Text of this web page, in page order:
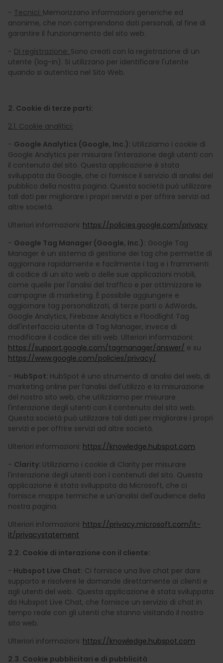
- Tecnici: Memorizzano informazioni generiche ed
anonime, che non comprendono dati personali, al fine di
garantire il funzionamento del sito web.
- Di registrazione: Sono creati con la registrazione di un
utente (log-in). Si utilizzano per identificare l'utente
quando si autentica nel Sito Web.
2. Cookie di terze parti:
2.1. Cookie analitici:
- Google Analytics (Google, Inc.): Utilizziamo i cookie di
Google Analytics per misurare l'interazione degli utenti con
il contenuto del sito. Questa applicazione è stata
sviluppata da Google, che ci fornisce il servizio di analisi del
pubblico della nostra pagina. Questa società può utilizzare
tali dati per migliorare i propri servizi e per offrire servizi ad
altre società.
Ulteriori informazioni: https://policies.google.com/privacy
- Google Tag Manager (Google, Inc.): Google Tag
Manager è un sistema di gestione dei tag che permette di
aggiornare rapidamente e facilmente i tag e i frammenti
di codice di un sito web o delle sue applicazioni mobili,
come quelle per l'analisi del traffico e per ottimizzare le
campagne di marketing. È possibile aggiungere e
aggiornare tag personalizzati, di terze parti o AdWords,
Google Analytics, Firebase Analytics e Floodlight Tag
dall'interfaccia utente di Tag Manager, invece di
modificare il codice dei siti web. Ulteriori informazioni:
https://support.google.com/tagmanager/answer/ e su
https://www.google.com/policies/privacy/
- HubSpot: HubSpot è uno strumento di analisi del web, di
marketing online per l’analisi dell'utilizzo e la misurazione
del nostro sito web, che utilizziamo per misurare
l'interazione degli utenti con il contenuto del sito web.
Questa società può utilizzare tali dati per migliorare i propri
servizi e per offrire servizi ad altre società.
Ulteriori informazioni: https://knowledge.hubspot.com
- Clarity: Utilizziamo i cookie di Clarity per misurare
l'interazione degli utenti con i contenuti del sito. Questa
applicazione è stata sviluppata da Microsoft, che ci
fornisce mappe termiche e un'analisi dell'audience della
nostra pagina.
Ulteriori informazioni: https://privacy.microsoft.com/it-
it/privacystatement
2.2. Cookie di interazione con il cliente:
- Hubspot Live Chat: Ci fornisce una live chat per dare
supporto e risolvere le domande direttamente ai clienti e
agli utenti del web. Questa applicazione è stata sviluppata
da Hubspot Live Chat, che fornisce un servizio di chat in
tempo reale con gli utenti che stanno visitando il nostro
sito web.
Ulteriori informazioni: https://knowledge.hubspot.com
2.3. Cookie pubblicitari e di pubblicità